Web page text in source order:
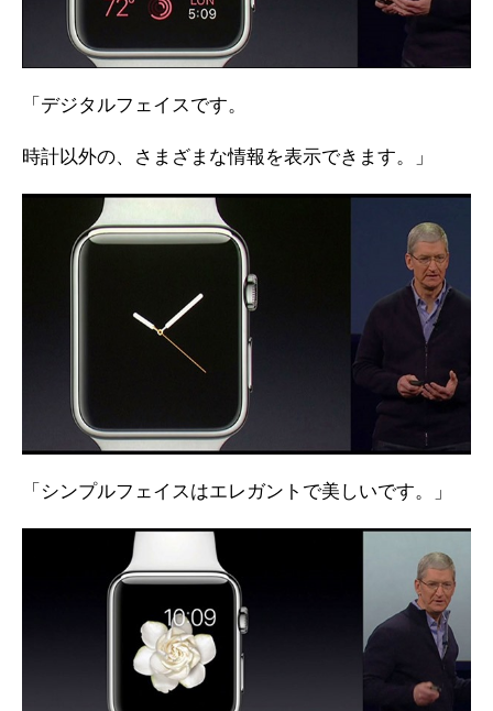
「デジタルフェイスです。
時計以外の、さまざまな情報を表示できます。」
「シンプルフェイスはエレガントで美しいです。」